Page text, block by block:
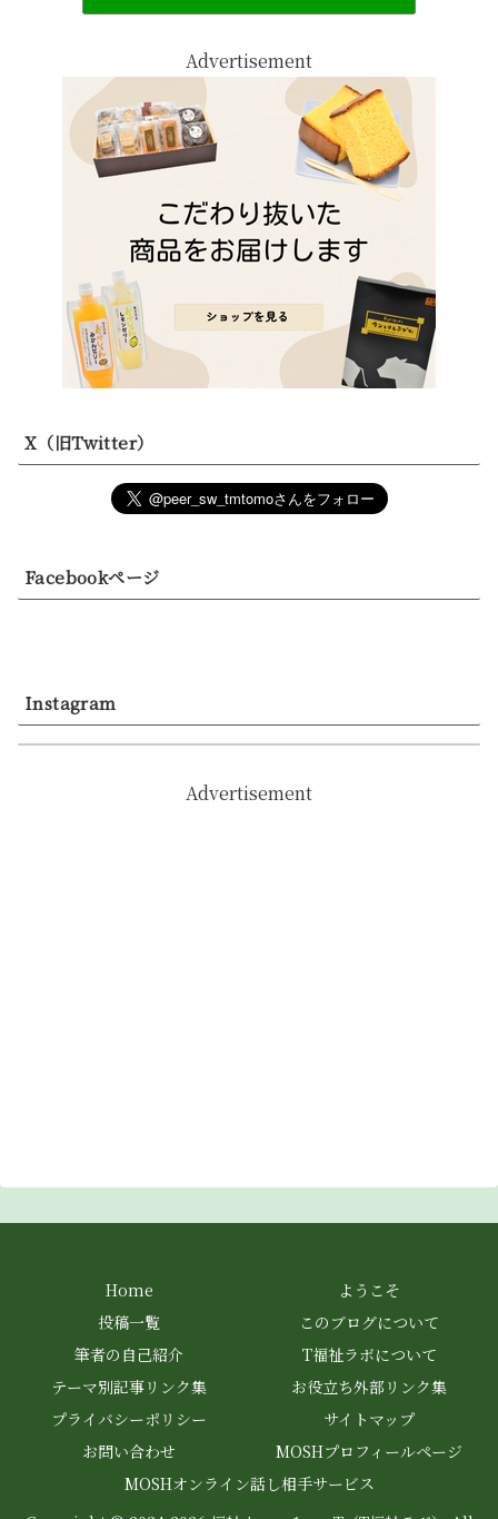
Advertisement
X（旧Twitter）
Facebookページ
Instagram
Advertisement
Home
ようこそ
投稿一覧
このブログについて
筆者の自己紹介
T福祉ラボについて
テーマ別記事リンク集
お役立ち外部リンク集
プライバシーポリシー
サイトマップ
お問い合わせ
MOSHプロフィールページ
MOSHオンライン話し相手サービス